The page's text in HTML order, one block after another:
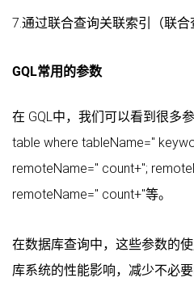
7.通过联合查询关联索引（联合
GQL常用的参数
在 GQL中，我们可以看到很多
table where tableName="
remoteName=" count+";
remoteName=" count+"等。
在数据库查询中，这些参数的
库系统的性能影响，减少不必